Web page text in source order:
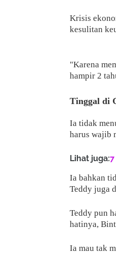
Krisis
kesulitan
"Karena
hampir 2
Tinggal di
Ia tidak
harus wajib
Lihat juga:
Ia bahkan
Teddy juga
Teddy pun
hatinya,
Ia mau tak